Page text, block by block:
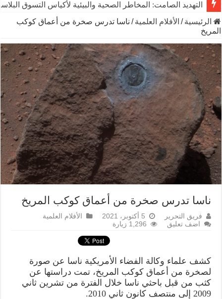
التهديد الصامت: المخاطر الصحية والبيئية لأكياس التسوق
الرئيسية / الأفلام العلمية / ناسا تدرس صخرة من أعماق كوكب
المريخ
ناسا تدرس صخرة من أعماق كوكب المريخ
فريق التحرير 5 أكتوبر، 2021
الأفلام العلمية
اضف تعليق
1,296 زيارة
كشف علماء وكالة الفضاء الأمريكية ناسا عن صورة
لصخرة من أعماق كوكب المريخ، تمت دراستها عن
كثب من قبل باحثي ناسا خلال الفترة من تشرين ثاني
2009 إلى منتصف كانون ثاني 2010.